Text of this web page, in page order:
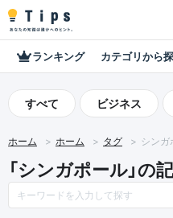
ランキング カテゴリから
すべて ビジネス
ホーム ホーム タグ シンガ
「シンガポール」の